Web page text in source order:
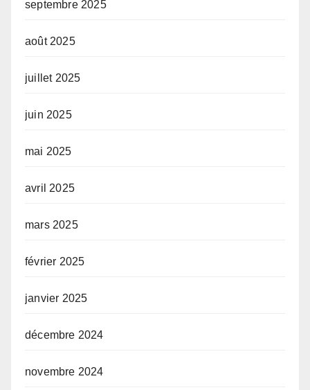
septembre 2025
août 2025
juillet 2025
juin 2025
mai 2025
avril 2025
mars 2025
février 2025
janvier 2025
décembre 2024
novembre 2024